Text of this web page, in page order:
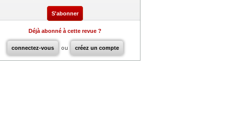
S'abonner
Déjà abonné à cette revue ?
connectez-vous ou créez un compte